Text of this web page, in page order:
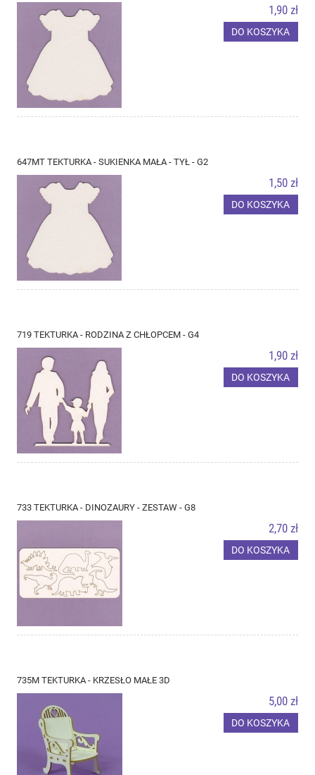
1,90 zł
DO KOSZYKA
647MT TEKTURKA - SUKIENKA MAŁA - TYŁ - G2
1,50 zł
DO KOSZYKA
719 TEKTURKA - RODZINA Z CHŁOPCEM - G4
1,90 zł
DO KOSZYKA
733 TEKTURKA - DINOZAURY - ZESTAW - G8
2,70 zł
DO KOSZYKA
735M TEKTURKA - KRZESŁO MAŁE 3D
5,00 zł
DO KOSZYKA